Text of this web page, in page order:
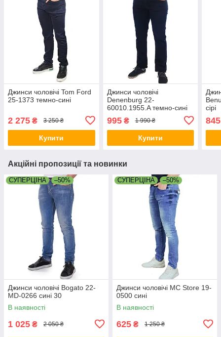
Джинси чоловічі Tom Ford
25-1373 темно-сині
2 275 ₴ 3 250 ₴
Купити
Джинси чоловічі
Denenburg 22-
60010.1955.A темно-сині
995₴ 1 990 ₴
Купити
сірі
845
Акційні пропозиції та новинки
СУПЕРЦІНА –50%
Джинси чоловічі Bogato 22-
MD-0266 сині 30
В наявності
1 025 ₴ 2 050 ₴
СУПЕРЦІНА –50%
Джинси чоловічі MC Store 19-
0500 сині
В наявності
625 ₴ 1 250 ₴